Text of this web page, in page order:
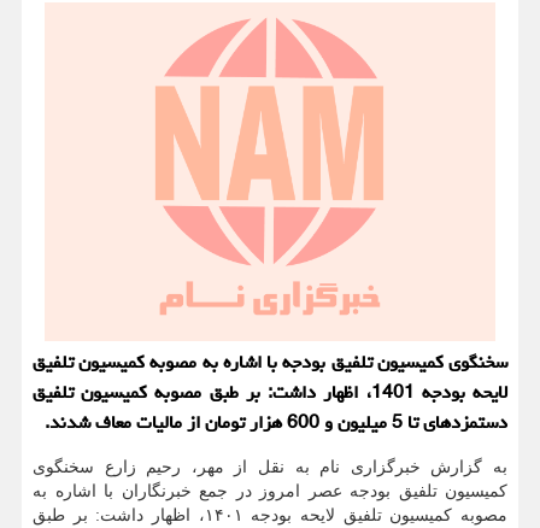
سخنگوی کمیسیون تلفیق بودجه با اشاره به مصوبه کمیسیون تلفیق
لایحه بودجه 1401، اظهار داشت: بر طبق مصوبه کمیسیون تلفیق
دستمزدهای تا 5 میلیون و 600 هزار تومان از مالیات معاف شدند.
به گزارش خبرگزاری نام به نقل از مهر، رحیم زارع سخنگوی
کمیسیون تلفیق بودجه عصر امروز در جمع خبرنگاران با اشاره به
مصوبه کمیسیون تلفیق لایحه بودجه ۱۴۰۱، اظهار داشت: بر طبق